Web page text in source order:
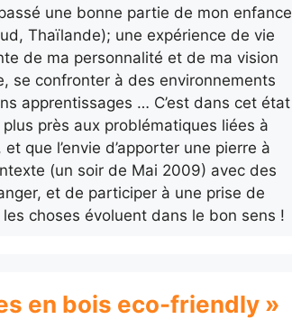
une bonne partie de mon enfance
Thaïlande); une expérience de vie
de ma personnalité et de ma vision
se confronter à des environnements
apprentissages … C’est dans cet état
plus près aux problématiques liées à
que l’envie d’apporter une pierre à
(un soir de Mai 2009) avec des
et de participer à une prise de
choses évoluent dans le bon sens !
en bois eco-friendly »